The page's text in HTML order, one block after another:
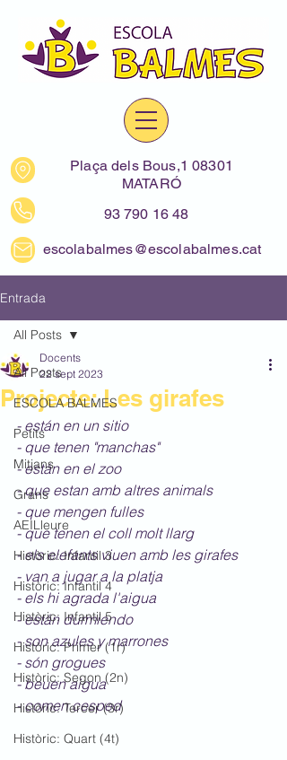
Plaça dels Bous,1 08301
MATARÓ
93 790 16 48
escolabalmes@escolabalmes.cat
Entrada
All Posts
ESCOLA BALMES
Petits
Mitjans
Grans
AEILleure
Històric: Infantil 3
Històric: Infantil 4
Històric: Infantil 5
Històric: Primer (1r)
Històric: Segon (2n)
Històric: Tercer (3r)
Històric: Quart (4t)
All Posts
Projecte: Les girafes
Docents
22 sept 2023
- están en un sitio
- que tenen "manchas"
- están en el zoo
- que estan amb altres animals
- que mengen fulles
- que tenen el coll molt llarg
- els elefants viuen amb les girafes
- van a jugar a la platja
- els hi agrada l'aigua
- están durmiendo
- son azules y marrones
- són grogues
- beuen aigua
- comen cesped